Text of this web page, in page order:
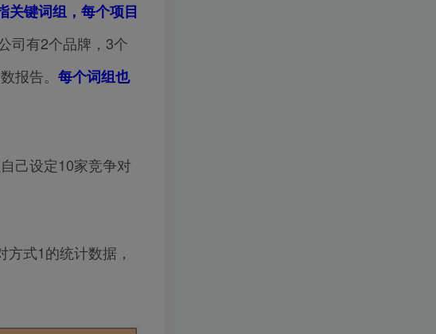
关键词组，每个项目
司有2个品牌，3个
报告。 每个词组也
己设定10家竞争对
式1的统计数据，